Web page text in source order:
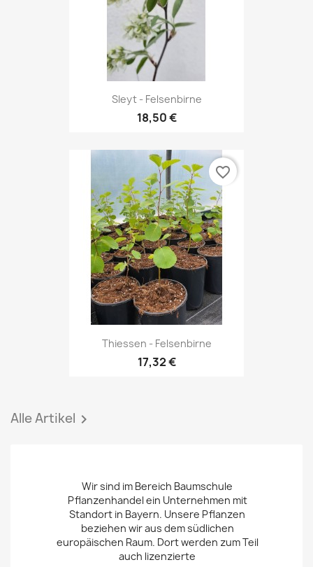
Sleyt - Felsenbirne
18,50 €
Thiessen - Felsenbirne
17,32 €
favorite_border
Alle Artikel 
Wir sind im Bereich Baumschule
Pflanzenhandel ein Unternehmen mit
Standort in Bayern. Unsere Pflanzen
beziehen wir aus dem südlichen
europäischen Raum. Dort werden zum Teil
auch lizenzierte